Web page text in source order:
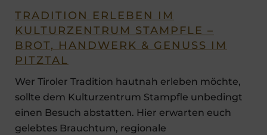
TRADITION ERLEBEN IM
KULTURZENTRUM STAMPFLE –
BROT, HANDWERK & GENUSS IM
PITZTAL
Wer Tiroler Tradition hautnah erleben möchte,
sollte dem Kulturzentrum Stampfle unbedingt
einen Besuch abstatten. Hier erwarten euch
gelebtes Brauchtum, regionale